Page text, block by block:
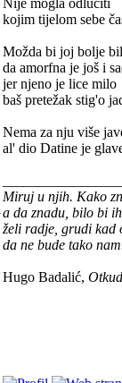
kojim tijelom sebe
Možda bi joj bolje
da amorfna je još i
jer njeno je lice milo
baš pretežak stig'o
Nema za nju više
al' dio Datine je
Miruj u njih. Kako
a da znadu, bilo bi
želi radje, grudi kad
da ne bude tako
Hugo Badalić,